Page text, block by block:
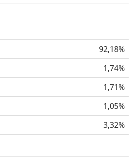
92,18%
1,74%
1,71%
1,05%
3,32%